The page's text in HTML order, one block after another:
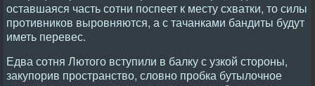
оставшаяся часть сотни поспеет к месту схватки, то силы
противников выровняются, а с тачанками бандиты будут
иметь перевес.
Едва сотня Лютого вступили в балку с узкой стороны,
закупорив пространство, словно пробка бутылочное